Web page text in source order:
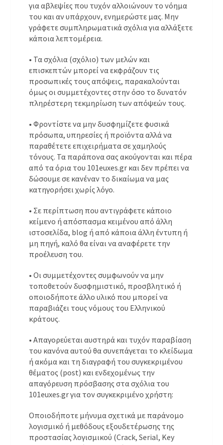
για αβλεψίες που τυχόν αλλοιώνουν το νόημα
του και αν υπάρχουν, ενημερώστε μας. Μην
γράφετε συμπληρωματικά σχόλια για αλλάξετε
κάποια λεπτομέρεια.
• Τα σχόλια (σχόλιο) των μελών και
επισκεπτών μπορεί να εκφράζουν τις
προσωπικές τους απόψεις, παρακαλούνται
όμως οι συμμετέχοντες στην όσο το δυνατόν
πληρέστερη τεκμηρίωση των απόψεών τους.
• Φροντίστε να μην δυσφημίζετε φυσικά
πρόσωπα, υπηρεσίες ή προϊόντα αλλά να
παραθέτετε επιχειρήματα σε χαμηλούς
τόνους. Τα παράπονα σας ακούγονται και πέρα
από τα όρια του 101euxes.gr και δεν πρέπει να
δώσουμε σε κανέναν το δικαίωμα να μας
κατηγορήσει χωρίς λόγο.
• Σε περίπτωση που αντιγράφετε κάποιο
κείμενο ή απόσπασμα κειμένου από άλλη
ιστοσελίδα, blog ή από κάποια άλλη έντυπη ή
μη πηγή, καλό θα είναι να αναφέρετε την
προέλευση του.
• Οι συμμετέχοντες συμφωνούν να μην
τοποθετούν δυσφημιστικό, προσβλητικό ή
οποιοδήποτε άλλο υλικό που μπορεί να
παραβιάζει τους νόμους του Ελληνικού
κράτους.
• Απαγορεύεται αυστηρά και τυχόν παραβίαση
του κανόνα αυτού θα συνεπάγεται το κλείδωμα
ή ακόμα και τη διαγραφή του συγκεκριμένου
θέματος (post) και ενδεχομένως την
απαγόρευση πρόσβασης στα σχόλια του
101euxes.gr για τον συγκεκριμένο χρήστη:
Οποιοδήποτε μήνυμα σχετικά με παράνομο
λογισμικό ή μεθόδους εξουδετέρωσης της
προστασίας λογισμικού (Crack, Serial, Key